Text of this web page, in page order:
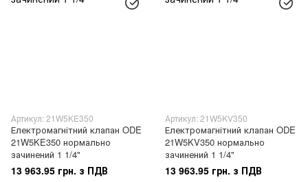
Артикул: 21W5KE350
Електромагнітний клапан ODE
21W5KE350 нормально
зачинений 1 1/4"
13 963.95 грн. з ПДВ
Артикул: 21W5KV350
Електромагнітний клапан ODE
21W5KV350 нормально
зачинений 1 1/4"
13 963.95 грн. з ПДВ